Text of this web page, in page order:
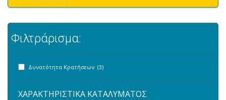
Φιλτράρισμα:
Δυνατότητα Κρατήσεων (3)
ΧΑΡΑΚΤΗΡΙΣΤΙΚΑ ΚΑΤΑΛΥΜΑΤΟΣ